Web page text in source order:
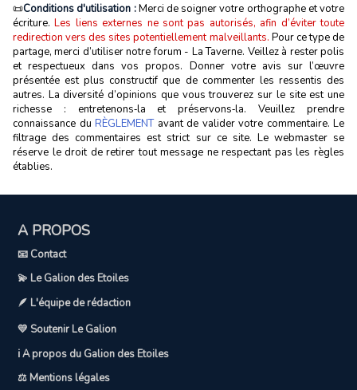
📜Conditions d'utilisation :Merci de soigner votre orthographe et votre
écriture.Les liens externes ne sont pas autorisés, afin d’éviter toute
redirection vers des sites potentiellement malveillants. Pour ce type de
partage, merci d’utiliser notre forum - La Taverne. Veillez à rester polis
et respectueux dans vos propos. Donner votre avis sur l’œuvre
présentée est plus constructif que de commenter les ressentis des
autres. La diversité d’opinions que vous trouverez sur le site est une
richesse : entretenons‑la et préservons‑la. Veuillez prendre
connaissance du RÈGLEMENTavant de valider votre commentaire. Le
filtrage des commentaires est strict sur ce site. Le webmaster se
réserve le droit de retirer tout message ne respectant pas les règles
établies.
A PROPOS
📧 Contact
💫 Le Galion des Etoiles
🪶 L'équipe de rédaction
💛 Soutenir Le Galion
ℹ️ A propos du Galion des Etoiles
⚖️ Mentions légales